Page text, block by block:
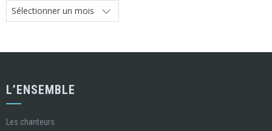
Archives
L’ENSEMBLE
Les chanteurs